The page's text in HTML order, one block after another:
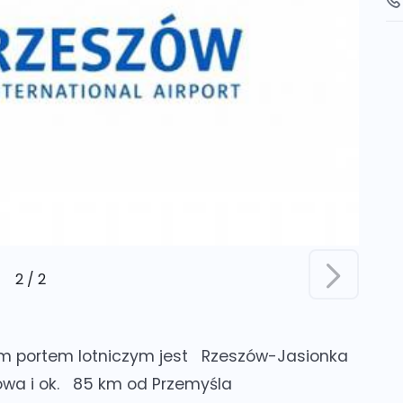
2 / 2
portem lotniczym jest
Rzeszów-Jasionka
i ok. 85 km od Przemyśla